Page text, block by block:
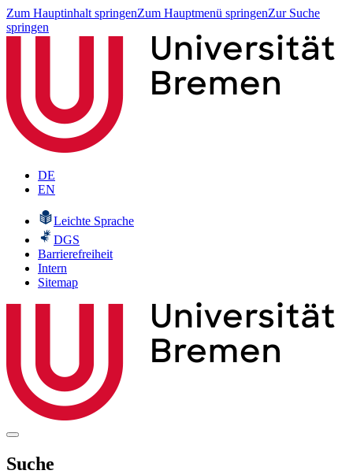
Zum Hauptinhalt springenZum Hauptmenü springenZur Suche
springen
DE
EN
Leichte Sprache
DGS
Barrierefreiheit
Intern
Sitemap
Suche